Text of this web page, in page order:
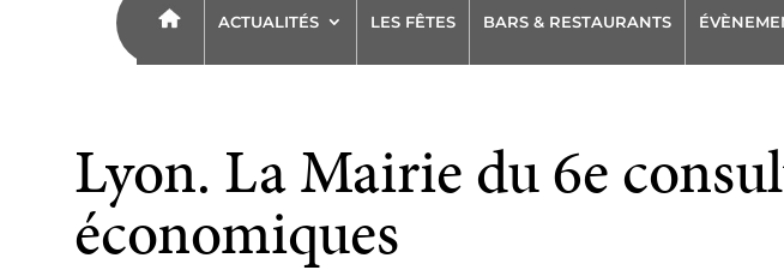
ACTUALITÉS LES FÊTES BARS & RESTAURANTS
Lyon. La Mairie du 6e
économiques